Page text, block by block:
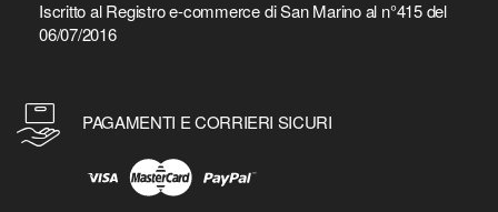
Iscritto al Registro e-commerce di San Marino al n°415 del
06/07/2016
PAGAMENTI E CORRIERI SICURI